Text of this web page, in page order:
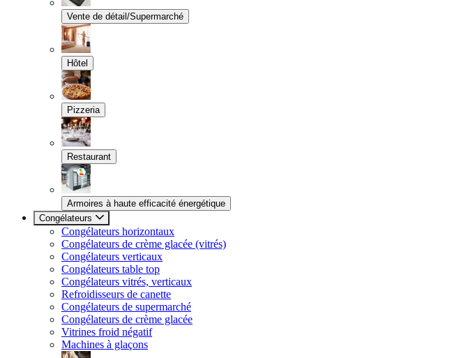
Vente de détail/Supermarché
Hôtel
Pizzeria
Restaurant
Armoires à haute efficacité énergétique
Congélateurs
Congélateurs horizontaux
Congélateurs de crème glacée (vitrés)
Congélateurs verticaux
Congélateurs table top
Congélateurs vitrés, verticaux
Refroidisseurs de canette
Congélateurs de supermarché
Congélateurs de crème glacée
Vitrines froid négatif
Machines à glaçons